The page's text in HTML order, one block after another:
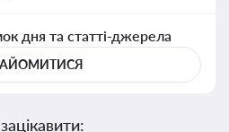
дня та статті-джерела